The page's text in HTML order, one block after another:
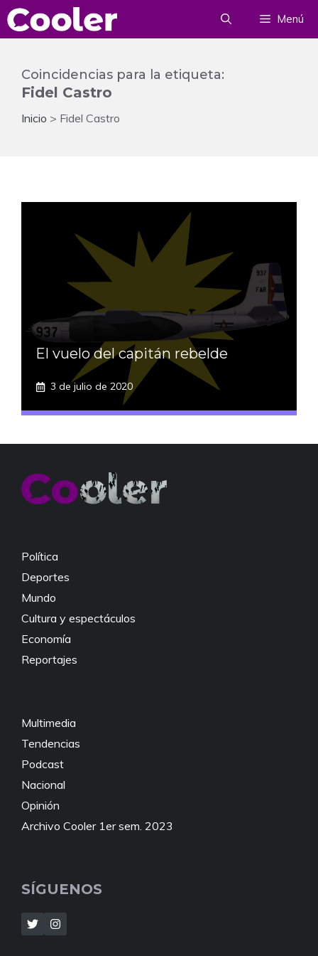
Saltar
al
Menú
Coincidencias para la etiqueta:
Fidel Castro
Inicio > Fidel Castro
El vuelo del capitán rebelde
3 de julio de 2020
Política
Deportes
Mundo
Cultura y espectáculos
Economía
Reportajes
Multimedia
Tendencias
Podcast
Nacional
Opinión
Archivo Cooler 1er sem. 2023
SÍGUENOS